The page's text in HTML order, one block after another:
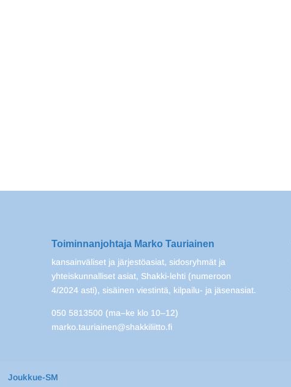
Toiminnanjohtaja Marko Tauriainen
kansainväliset ja järjestöasiat, sidosryhmät ja
yhteiskunnalliset asiat, Shakki-lehti (numeroon
4/2024 asti), sisäinen viestintä, kilpailu- ja jäsenasiat.
050 5813500 (ma–ke klo 10–12)
marko.tauriainen@shakkiliitto.fi
Joukkue-SM